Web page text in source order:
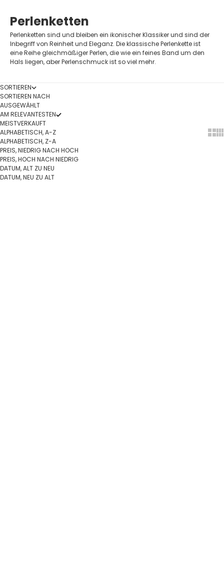
Perlenketten
Perlenketten sind und bleiben ein ikonischer Klassiker und sind der
Inbegriff von Reinheit und Eleganz. Die klassische Perlenkette ist
eine Reihe gleichmäßiger Perlen, die wie ein feines Band um den
Hals liegen, aber Perlenschmuck ist so viel mehr.
SORTIEREN
SORTIEREN NACH
AUSGEWÄHLT
AM RELEVANTESTEN
MEISTVERKAUFT
ALPHABETISCH, A-Z
ALPHABETISCH, Z-A
PREIS, NIEDRIG NACH HOCH
PREIS, HOCH NACH NIEDRIG
DATUM, ALT ZU NEU
DATUM, NEU ZU ALT